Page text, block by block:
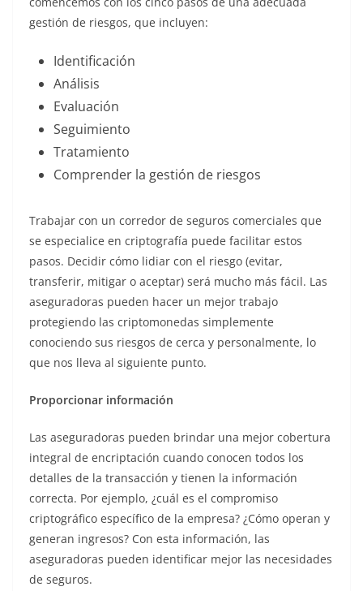
gestión de riesgos, que incluyen:
Identificación
Análisis
Evaluación
Seguimiento
Tratamiento
Comprender la gestión de riesgos
Trabajar con un corredor de seguros comerciales que
se especialice en criptografía puede facilitar estos
pasos. Decidir cómo lidiar con el riesgo (evitar,
transferir, mitigar o aceptar) será mucho más fácil. Las
aseguradoras pueden hacer un mejor trabajo
protegiendo las criptomonedas simplemente
conociendo sus riesgos de cerca y personalmente, lo
que nos lleva al siguiente punto.
Proporcionar información
Las aseguradoras pueden brindar una mejor cobertura
integral de encriptación cuando conocen todos los
detalles de la transacción y tienen la información
correcta. Por ejemplo, ¿cuál es el compromiso
criptográfico específico de la empresa? ¿Cómo operan y
generan ingresos? Con esta información, las
aseguradoras pueden identificar mejor las necesidades
de seguros.